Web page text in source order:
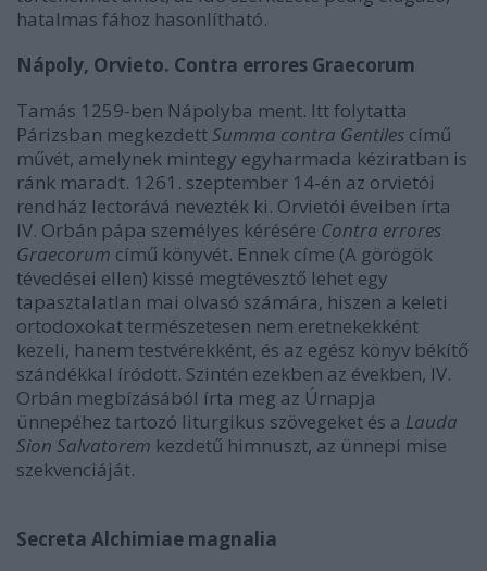
hatalmas fához hasonlítható.
Nápoly, Orvieto. Contra errores Graecorum
Tamás 1259-ben Nápolyba ment. Itt folytatta
Párizsban megkezdett Summa contra Gentiles című
művét, amelynek mintegy egyharmada kéziratban is
ránk maradt. 1261. szeptember 14-én az orvietói
rendház lectorává nevezték ki. Orvietói éveiben írta
IV. Orbán pápa személyes kérésére Contra errores
Graecorum című könyvét. Ennek címe (A görögök
tévedései ellen) kissé megtévesztő lehet egy
tapasztalatlan mai olvasó számára, hiszen a keleti
ortodoxokat természetesen nem eretnekekként
kezeli, hanem testvérekként, és az egész könyv békítő
szándékkal íródott. Szintén ezekben az években, IV.
Orbán megbízásából írta meg az Úrnapja
ünnepéhez tartozó liturgikus szövegeket és a Lauda
Sion Salvatorem kezdetű himnuszt, az ünnepi mise
szekvenciáját.
Secreta Alchimiae magnalia